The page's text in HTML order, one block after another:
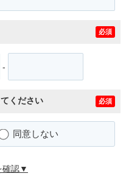
必須
-
ください 必須
同意しない
確認▼